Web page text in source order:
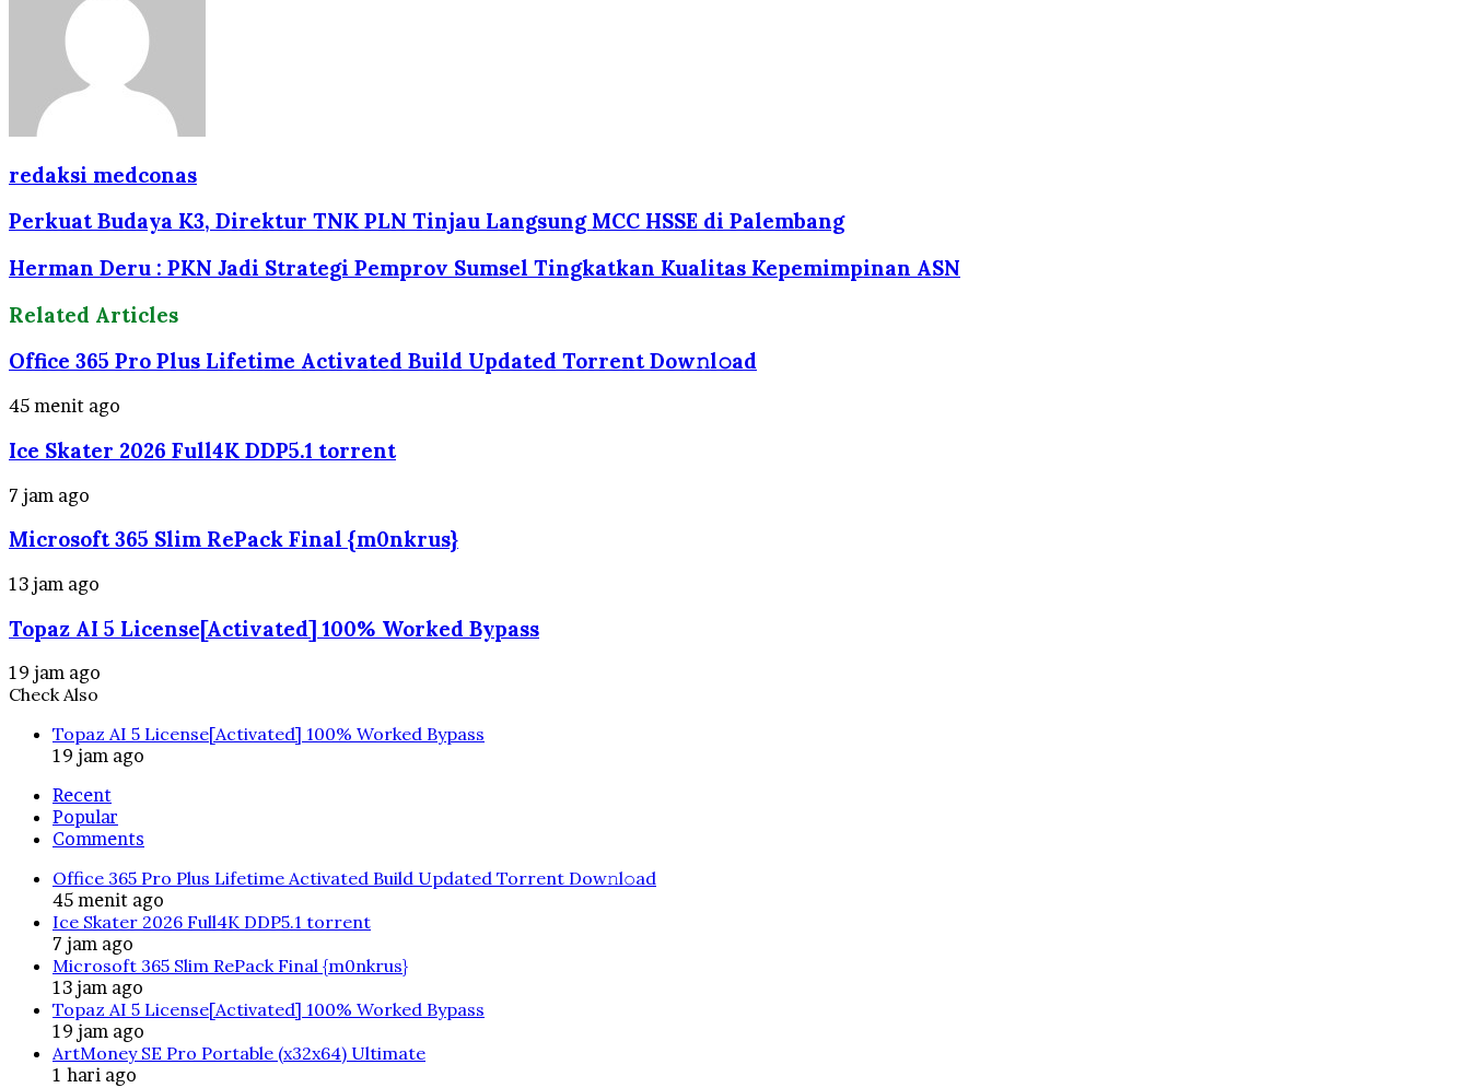
redaksi medconas
Perkuat Budaya K3, Direktur TNK PLN Tinjau Langsung MCC HSSE di Palembang
Herman Deru : PKN Jadi Strategi Pemprov Sumsel Tingkatkan Kualitas Kepemimpinan ASN
Related Articles
Office 365 Pro Plus Lifetime Activated Build Updated Torrent Dow𝚗l𝚘аd
45 menit ago
Ice Skater 2026 Full4K DDP5.1 torrent
7 jam ago
Microsoft 365 Slim RePack Final {m0nkrus}
13 jam ago
Topaz AI 5 License[Activated] 100% Worked Bypass
19 jam ago
Check Also
Topaz AI 5 License[Activated] 100% Worked Bypass
19 jam ago
Recent
Popular
Comments
Office 365 Pro Plus Lifetime Activated Build Updated Torrent Dow𝚗l𝚘аd
45 menit ago
Ice Skater 2026 Full4K DDP5.1 torrent
7 jam ago
Microsoft 365 Slim RePack Final {m0nkrus}
13 jam ago
Topaz AI 5 License[Activated] 100% Worked Bypass
19 jam ago
ArtMoney SE Pro Portable (x32x64) Ultimate
1 hari ago